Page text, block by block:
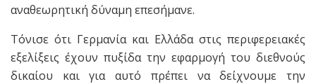
αναθεωρητική δύναμη επεσήμανε.
Τόνισε ότι Γερμανία και Ελλάδα στις περιφερειακές
εξελίξεις έχουν πυξίδα την εφαρμογή του διεθνούς
δικαίου και για αυτό πρέπει να δείχνουμε την